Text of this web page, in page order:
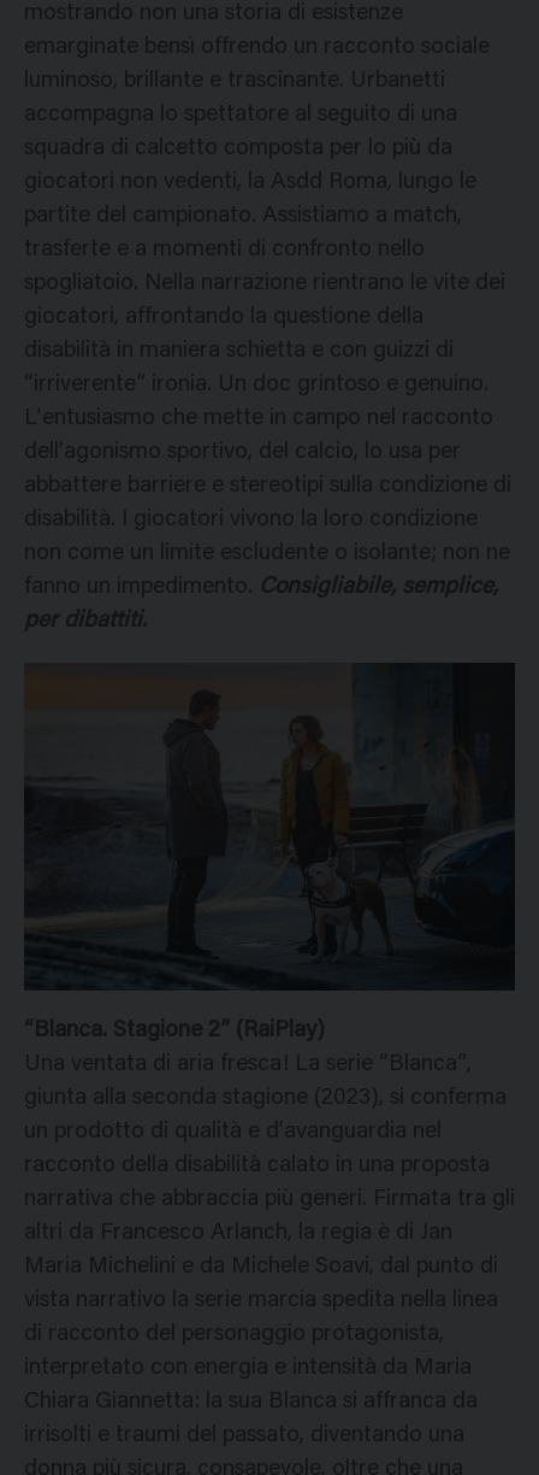
mostrando non una storia di esistenze
emarginate bensì offrendo un racconto sociale
luminoso, brillante e trascinante. Urbanetti
accompagna lo spettatore al seguito di una
squadra di calcetto composta per lo più da
giocatori non vedenti, la Asdd Roma, lungo le
partite del campionato. Assistiamo a match,
trasferte e a momenti di confronto nello
spogliatoio. Nella narrazione rientrano le vite dei
giocatori, affrontando la questione della
disabilità in maniera schietta e con guizzi di
“irriverente” ironia. Un doc grintoso e genuino.
L’entusiasmo che mette in campo nel racconto
dell’agonismo sportivo, del calcio, lo usa per
abbattere barriere e stereotipi sulla condizione di
disabilità. I giocatori vivono la loro condizione
non come un limite escludente o isolante; non ne
fanno un impedimento. Consigliabile, semplice,
per dibattiti.
“Blanca. Stagione 2” (RaiPlay)
Una ventata di aria fresca! La serie “Blanca”,
giunta alla seconda stagione (2023), si conferma
un prodotto di qualità e d’avanguardia nel
racconto della disabilità calato in una proposta
narrativa che abbraccia più generi. Firmata tra gli
altri da Francesco Arlanch, la regia è di Jan
Maria Michelini e da Michele Soavi, dal punto di
vista narrativo la serie marcia spedita nella linea
di racconto del personaggio protagonista,
interpretato con energia e intensità da Maria
Chiara Giannetta: la sua Blanca si affranca da
irrisolti e traumi del passato, diventando una
donna più sicura, consapevole, oltre che una